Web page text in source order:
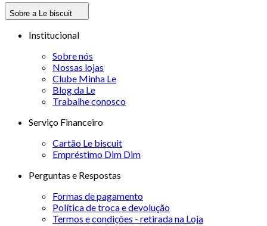
Sobre a Le biscuit
Institucional
Sobre nós
Nossas lojas
Clube Minha Le
Blog da Le
Trabalhe conosco
Serviço Financeiro
Cartão Le biscuit
Empréstimo Dim Dim
Perguntas e Respostas
Formas de pagamento
Política de troca e devolução
Termos e condições - retirada na Loja